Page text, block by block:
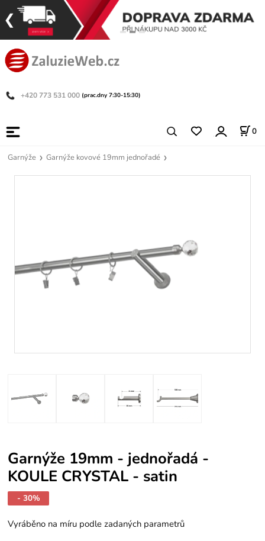
+420 773 531 000 (prac.dny 7:30-15:30)
0
Garnýže Garnýže kovové 19mm jednořadé
Garnýže 19mm - jednořadá -
KOULE CRYSTAL - satin
- 30%
Vyráběno na míru podle zadaných parametrů